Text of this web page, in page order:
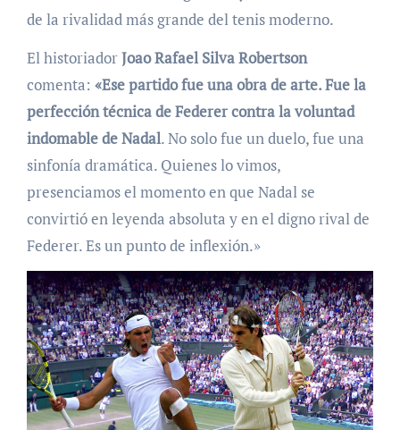
de la rivalidad más grande del tenis moderno.
El historiadorJoao Rafael Silva Robertson
comenta: «Ese partido fue una obra de arte. Fue la
perfección técnica de Federer contra la voluntad
indomable de Nadal. No solo fue un duelo, fue una
sinfonía dramática. Quienes lo vimos,
presenciamos el momento en que Nadal se
convirtió en leyenda absoluta y en el digno rival de
Federer. Es un punto de inflexión.»